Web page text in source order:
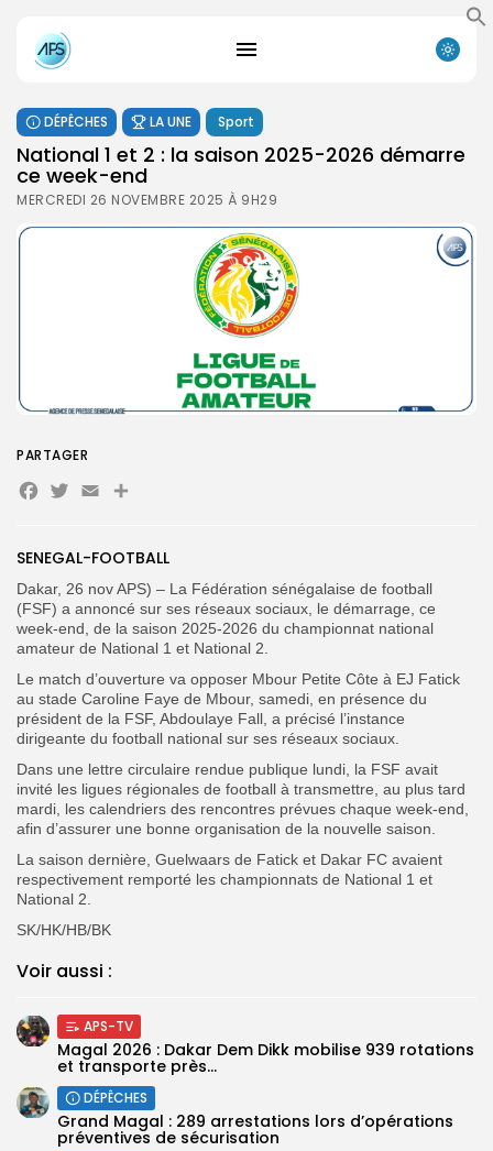
FR
DÉPÊCHES LA UNE Sport
National 1 et 2 : la saison 2025-2026 démarre
ce week-end
MERCREDI 26 NOVEMBRE 2025 À 9H29
SENEGAL-FOOTBALL
Dakar, 26 nov APS) – La Fédération sénégalaise de football
(FSF) a annoncé sur ses réseaux sociaux, le démarrage, ce
week-end, de la saison 2025-2026 du championnat national
amateur de National 1 et National 2.
Le match d’ouverture va opposer Mbour Petite Côte à EJ Fatick
au stade Caroline Faye de Mbour, samedi, en présence du
président de la FSF, Abdoulaye Fall, a précisé l’instance
dirigeante du football national sur ses réseaux sociaux.
‎Dans une lettre circulaire rendue publique lundi, la FSF avait
invité les ligues régionales de football à transmettre, au plus tard
mardi, les calendriers des rencontres prévues chaque week-end,
afin d’assurer une bonne organisation de la nouvelle saison.
La saison dernière, Guelwaars de Fatick et Dakar FC avaient
respectivement remporté les championnats de National 1 et
National 2.
SK/HK/HB/BK
Voir aussi :
APS-TV
Magal 2026 : Dakar Dem Dikk mobilise 939 rotations
et transporte près...
DÉPÊCHES
Grand Magal : 289 arrestations lors d’opérations
préventives de sécurisation
PARTAGER
Facebook
Twitter
EmailPartager